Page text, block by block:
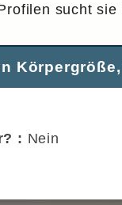
sucht
: Nein